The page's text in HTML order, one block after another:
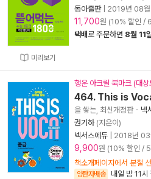
미리보기
동아출판| 2019년 08월
11,700원 (10% 할인 /
택배로 주문하면 8월 11
행운 아크릴 북마크 (대
464. This is
을 쌓는, 최신개정판- 넥
권기하(지은이)
넥서스에듀
2018년 03
9,900원 (10% 할인 /
책소개페이지에서 분철
양탄자배송 내일 밤 11시